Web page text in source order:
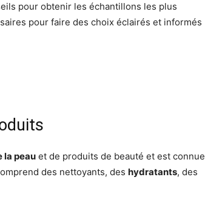
pour obtenir les échantillons les plus
pour faire des choix éclairés et informés
la peau et de produits de beauté et est connue
des nettoyants, des hydratants, des